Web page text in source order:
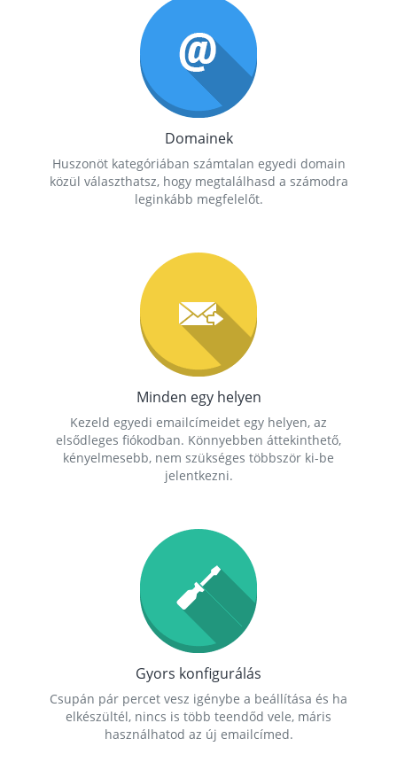
Domainek
Huszonöt kategóriában számtalan egyedi domain
közül választhatsz, hogy megtalálhasd a számodra
leginkább megfelelőt.
Minden egy helyen
Kezeld egyedi emailcímeidet egy helyen, az
elsődleges fiókodban. Könnyebben áttekinthető,
kényelmesebb, nem szükséges többször ki-be
jelentkezni.
Gyors konfigurálás
Csupán pár percet vesz igénybe a beállítása és ha
elkészültél, nincs is több teendőd vele, máris
használhatod az új emailcímed.